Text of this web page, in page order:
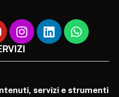
servizi e strumenti